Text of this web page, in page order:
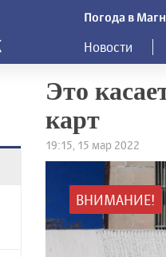
Погода в
Новости
Это
карт
19:15, 15 мар 2022
ВНИМАНИЕ!